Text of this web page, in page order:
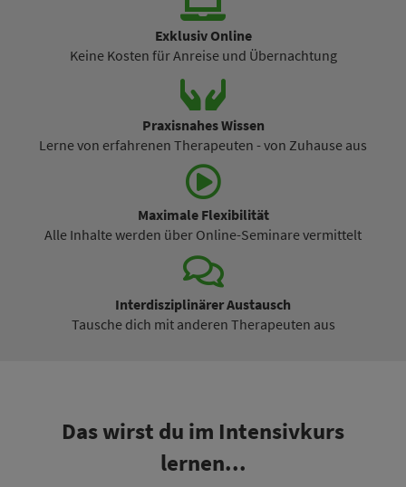
Exklusiv Online
Keine Kosten für Anreise und Übernachtung
Praxisnahes Wissen
Lerne von erfahrenen Therapeuten - von Zuhause aus
Maximale Flexibilität
Alle Inhalte werden über Online-Seminare vermittelt
Interdisziplinärer Austausch
Tausche dich mit anderen Therapeuten aus
Das wirst du im Intensivkurs
lernen...